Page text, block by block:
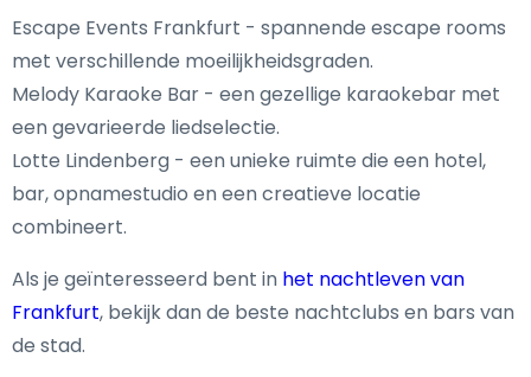
Escape Events Frankfurt - spannende escape rooms
met verschillende moeilijkheidsgraden.
Melody Karaoke Bar - een gezellige karaokebar met
een gevarieerde liedselectie.
Lotte Lindenberg - een unieke ruimte die een hotel,
bar, opnamestudio en een creatieve locatie
combineert.
Als je geïnteresseerd bent in het nachtleven van
Frankfurt, bekijk dan de beste nachtclubs en bars van
de stad.